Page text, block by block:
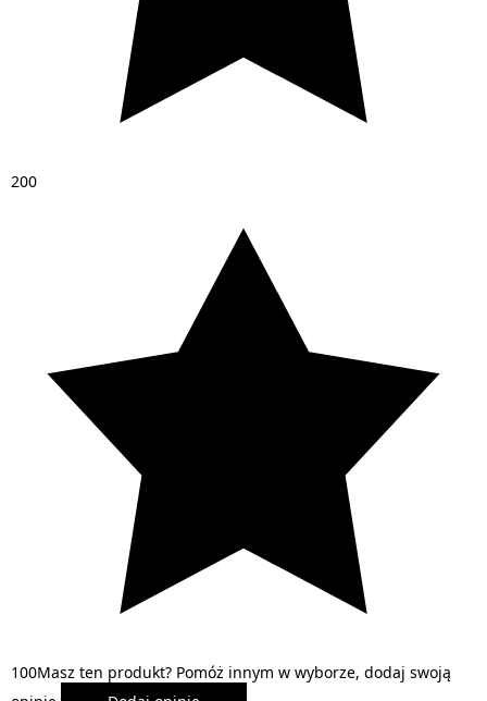
200
100Masz ten produkt? Pomóż innym w wyborze, dodaj swoją